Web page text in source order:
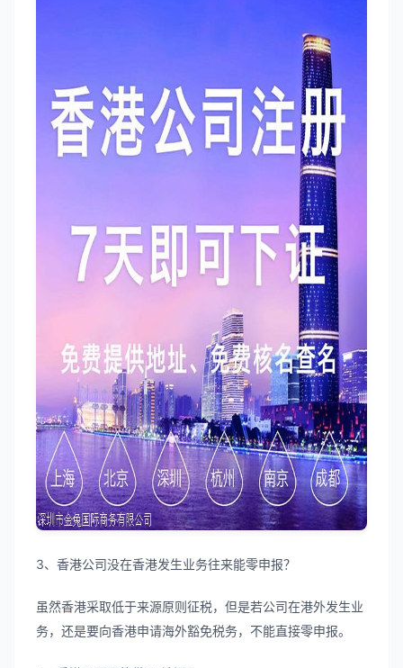
3、香港公司没在香港发生业务往来能零申报？
虽然香港采取低于来源原则征税，但是若公司在港外发生业
务，还是要向香港申请海外豁免税务，不能直接零申报。